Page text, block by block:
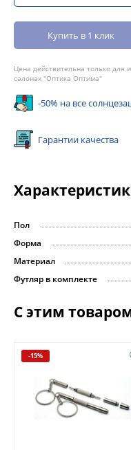
Купить в 1 клик
Цена действительна только для
салонах "Оптика Оптима"
-50% на все
Гарантии качества
Пол
Форма
Материал
Футляр в комплекте
С этим
-15%